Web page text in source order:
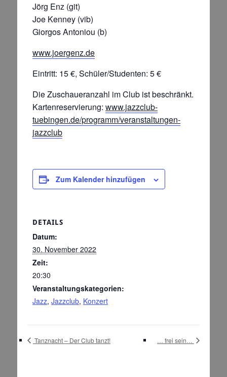
Jörg Enz (git)
Joe Kenney (vib)
Giorgos Antoniou (b)
www.joergenz.de
Eintritt: 15 €, Schüler/Studenten: 5 €
Die Zuschaueranzahl im Club ist beschränkt.
Kartenreservierung: www.jazzclub-
tuebingen.de/programm/veranstaltungen-
jazzclub
Zum Kalender hinzufügen
DETAILS
Datum:
30. November 2022
Zeit:
20:30
Veranstaltungskategorien:
Jazz, Jazzclub, Konzert
Tanznacht – Der Club tanzt! … frei sein…